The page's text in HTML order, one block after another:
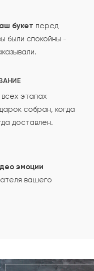
букет перед
были спокойны -
этапах
собран, когда
доставлен.
эмоции
вашего